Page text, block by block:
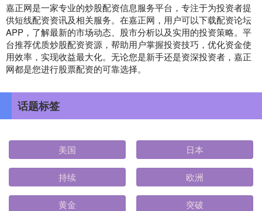
嘉正网是一家专业的炒股配资信息服务平台，专注于为投资者提
供短线配资资讯及相关服务。在嘉正网，用户可以下载配资论坛
APP，了解最新的市场动态、股市分析以及实用的投资策略。平
台推荐优质炒股配资资源，帮助用户掌握投资技巧，优化资金使
用效率，实现收益最大化。无论您是新手还是资深投资者，嘉正
网都是您进行股票配资的可靠选择。
话题标签
美国 日本
持续 欧洲
黄金 突破